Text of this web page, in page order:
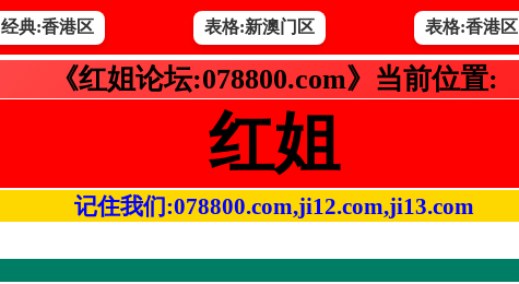
经典:香港区 表格:新澳门区 表格:香港区
《红姐论坛:078800.com》当前位置:
红姐
记住我们:078800.com,ji12.com,ji13.com